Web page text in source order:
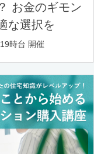
お金のギモン
な選択を
時台 開催